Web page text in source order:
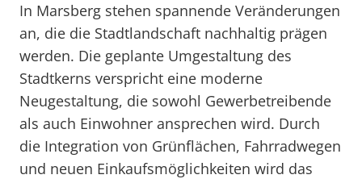
In Marsberg stehen spannende Veränderungen
an, die die Stadtlandschaft nachhaltig prägen
werden. Die geplante Umgestaltung des
Stadtkerns verspricht eine moderne
Neugestaltung, die sowohl Gewerbetreibende
als auch Einwohner ansprechen wird. Durch
die Integration von Grünflächen, Fahrradwegen
und neuen Einkaufsmöglichkeiten wird das